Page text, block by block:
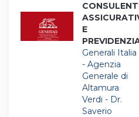
E
Generali Italia
- Agenzia
Generale di
Altamura
Verdi - Dr.
Saverio